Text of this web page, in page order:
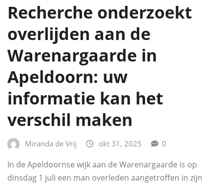
Recherche onderzoekt
overlijden aan de
Warenargaarde in
Apeldoorn: uw
informatie kan het
verschil maken
Miranda de Vrij okt 31, 2025 0
In de Apeldoornse wijk aan de Warenargaarde is op
dinsdag 1 juli een man overleden aangetroffen in zijn